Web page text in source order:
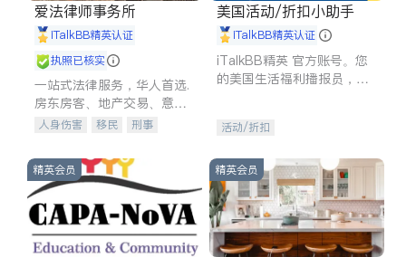
爱法律师事务所
iTalkBB精英认证
执照已核实
一站式法律服务，华人首选.
房东房客、地产交易、意外
伤害、车祸重伤、商业诉
建筑合同、刑事案件全包办
人身伤害 移民
刑事
信托/遗嘱
商业
索赔
律师-其它 保释
美国活动/折扣小助手
iTalkBB精英认证
iTalkBB精英 官方账号。您
的美国生活福利播报员，精
专属福利。
活动/折扣
精英会员 精英会员